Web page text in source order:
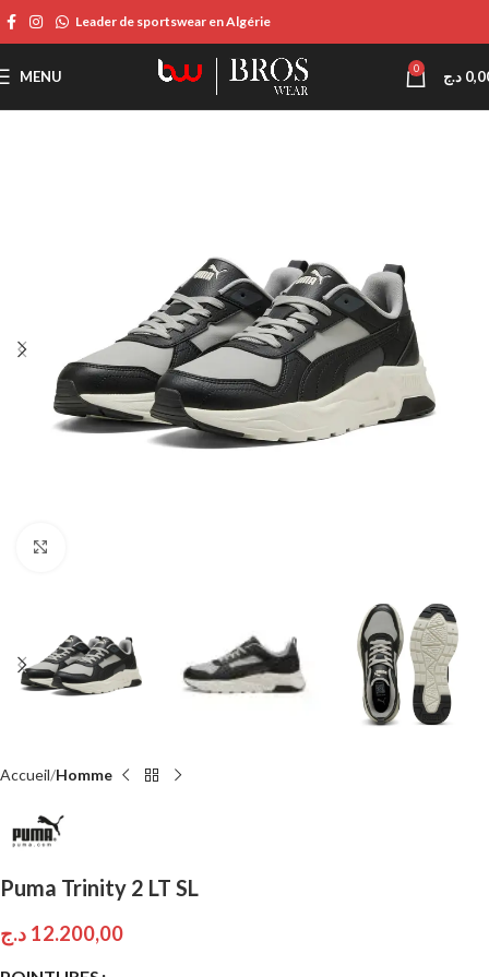
Leader de sportswear en Algérie
MENU 0 د.ج
Accueil Homme
Puma Trinity 2 LT SL
12.200,00 د.ج